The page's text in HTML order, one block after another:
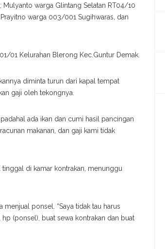
warga Glintang Selatan RT04/10
warga 003/001 Sugihwaras, dan
01 Kelurahan Blerong Kec.Guntur Demak.
diminta turun dari kapal tempat
gaji oleh tekongnya.
ada ikan dan cumi hasil pancingan
makanan, dan gaji kami tidak
di kamar kontrakan, menunggu
ponsel. “Saya tidak tau harus
(ponsel), buat sewa kontrakan dan buat